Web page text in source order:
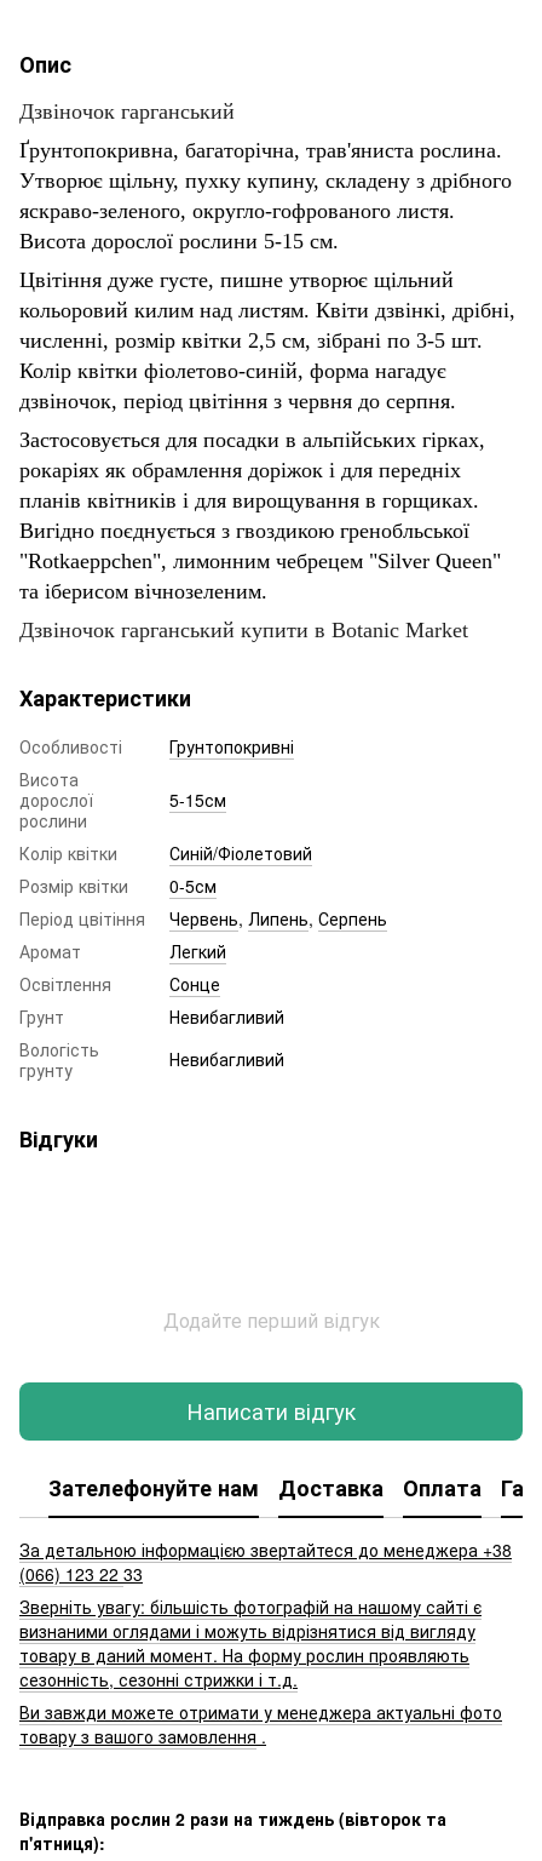
Опис
Дзвіночок гарганський
Ґрунтопокривна, багаторічна, трав'яниста рослина.
Утворює щільну, пухку купину, складену з дрібного
яскраво-зеленого, округло-гофрованого листя.
Висота дорослої рослини 5-15 см.
Цвітіння дуже густе, пишне утворює щільний
кольоровий килим над листям. Квіти дзвінкі, дрібні,
численні, розмір квітки 2,5 см, зібрані по 3-5 шт.
Колір квітки фіолетово-синій, форма нагадує
дзвіночок, період цвітіння з червня до серпня.
Застосовується для посадки в альпійських гірках,
рокаріях як обрамлення доріжок і для передніх
планів квітників і для вирощування в горщиках.
Вигідно поєднується з гвоздикою гренобльської
"Rotkaeppchen", лимонним чебрецем "Silver Queen"
та іберисом вічнозеленим.
Дзвіночок гарганський купити в Botanic Market
Характеристики
Особливості
Грунтопокривні
Висота
дорослої
рослини
5-15см
Колір квітки
Синій/Фіолетовий
Розмір квітки
0-5см
Період цвітіння
Червень, Липень, Серпень
Аромат
Легкий
Освітлення
Сонце
Грунт
Невибагливий
Вологість
грунту
Невибагливий
Відгуки
Додайте перший відгук
Написати відгук
Зателефонуйте нам Доставка Оплата
За детальною інформацією звертайтеся до менеджера +38
(066) 123 22 33
Зверніть увагу: більшість фотографій на нашому сайті є
визнаними оглядами і можуть відрізнятися від вигляду
товару в даний момент. На форму рослин проявляють
сезонність, сезонні стрижки і т.д.
Ви завжди можете отримати у менеджера актуальні фото
товару з вашого замовлення .
Відправка рослин 2 рази на тиждень (вівторок та
п'ятниця):